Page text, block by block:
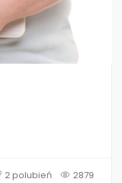
2 polubień 2879